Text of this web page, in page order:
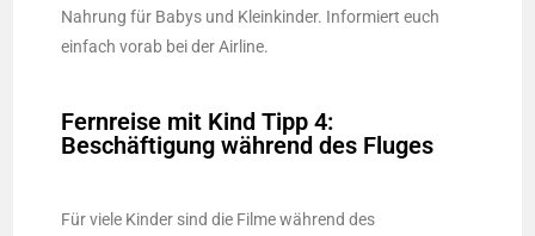
Nahrung für Babys und Kleinkinder. Informiert euch
einfach vorab bei der Airline.
Fernreise mit Kind Tipp 4:
Beschäftigung während des Fluges
Für viele Kinder sind die Filme während des